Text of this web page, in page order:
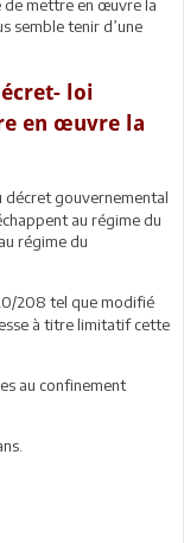
de mettre en œuvre la
semble tenir d’une
loi
en œuvre la
décret gouvernemental
au régime du
régime du
208 tel que modifié
à titre limitatif cette
au confinement